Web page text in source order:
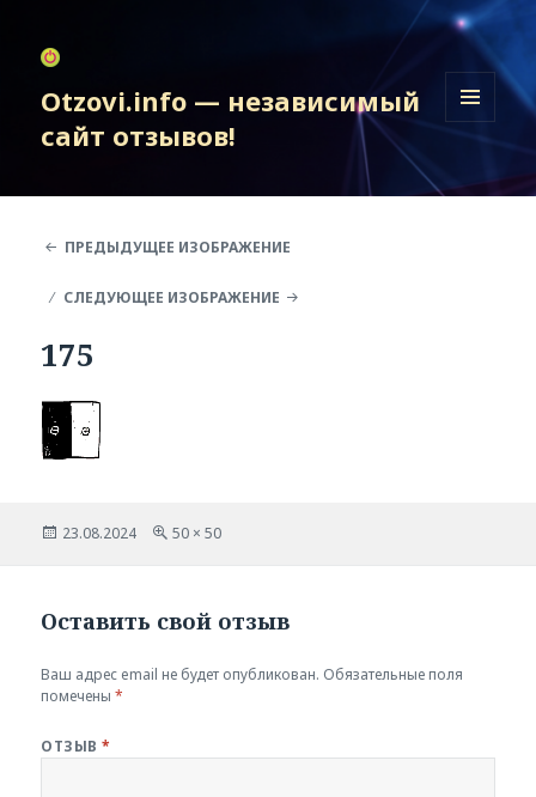
Otzovi.info — независимый
сайт отзывов!
ПРЕДЫДУЩЕЕ ИЗОБРАЖЕНИЕ
СЛЕДУЮЩЕЕ ИЗОБРАЖЕНИЕ
175
Опубликовано
23.08.2024
Полный
50 × 50
Оставить свой отзыв
Ваш адрес email не будет опубликован. Обязательные поля
помечены*
ОТЗЫВ*